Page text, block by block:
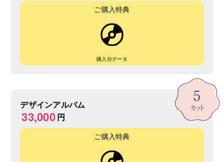
ご購入特典
購入分データ
デザインアルバム
33,000円
ご購入特典